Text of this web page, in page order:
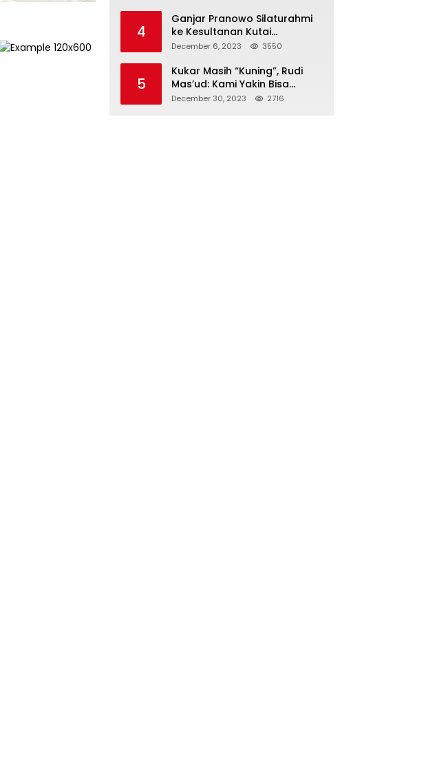
4
Ganjar Pranowo Silaturahmi
ke Kesultanan Kutai
Kartanegara
December 6, 2023 3550
5
Kukar Masih “Kuning”, Rudi
Mas’ud: Kami Yakin Bisa
Menang di Pemilu 2024
December 30, 2023 2716